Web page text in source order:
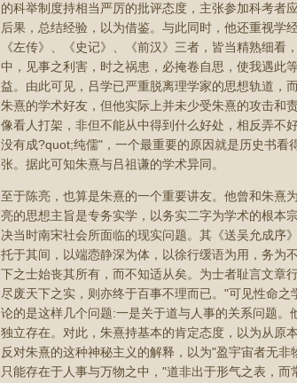
的科举制度持相当严厉的批评态度，主张参加科考者
后果，总结经验，以为借鉴。与此同时，他还重视学
《左传》、《史记》、《前汉》三者，皆当精熟细
中，见事之利害，时之祸患，必掩卷自思，使我遇此
益。由此可见，吕学已严重脱离理学家的思想轨道，
朱熹的学术好友，但他实际上并未少受朱熹的攻击和
像看人打架，非但不能从中得到什么好处，相反弄不
没有成?quot;纯儒"，一个最重要的原因就是历史书
张。据此可知朱熹与吕祖谦的学术异同。
至于陈亮，也算是朱熹的一个重要讲友。他曾和朱熹
亮的思想主旨是专务实学，以务实二字为学术的根本
决当时南宋社会所面临的现实问题。其《送吴允成序
托于其间，以端悫静深为体，以徐行缓语为用，务为
下之士始丧其所有，而不知适从矣。为士者耻言文章
尽废天下之实，则亦终于百事不理而已。"可见性命
论的是这样几个问题:一是关于道与人事的关系问题
独立存在。对此，朱熹持基本的肯定态度，以为从原
反对朱熹的这种神秘主义的解释，以为"盈宇宙者无
只能存在于人事与万物之中，"道非出于形气之表，